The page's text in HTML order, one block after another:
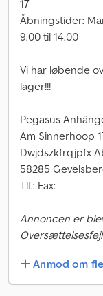
17
Åbningstider:
9.00 til 14.00
Vi har løbende
lager!!!
Pegasus
Am Sinnerhoop
Dwjdszkfrqjpfx
58285
Tlf.: Fax:
Annoncen er
Anmod om